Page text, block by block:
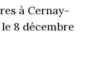
à Cernay-
8 décembre